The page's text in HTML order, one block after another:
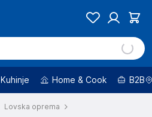
Kuhinje Home & Cook B2B
Lovska oprema